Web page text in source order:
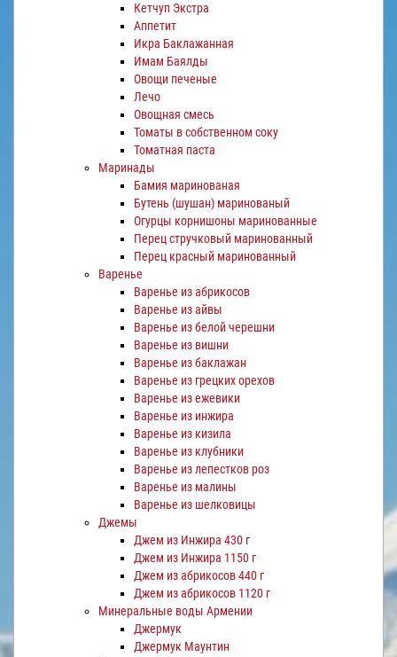
Кетчуп Экстра
Аппетит
Икра Баклажанная
Имам Баялды
Овощи печеные
Лечо
Овощная смесь
Томаты в собственном соку
Томатная паста
Маринады
Бамия маринованая
Бутень (шушан) маринованый
Огурцы корнишоны маринованные
Перец стручковый маринованный
Перец красный маринованный
Варенье
Варенье из абрикосов
Варенье из айвы
Варенье из белой черешни
Варенье из вишни
Варенье из баклажан
Варенье из грецких орехов
Варенье из ежевики
Варенье из инжира
Варенье из кизила
Варенье из клубники
Варенье из лепестков роз
Варенье из малины
Варенье из шелковицы
Джемы
Джем из Инжира 430 г
Джем из Инжира 1150 г
Джем из абрикосов 440 г
Джем из абрикосов 1120 г
Минеральные воды Армении
Джермук
Джермук Маунтин